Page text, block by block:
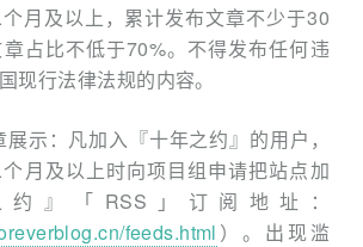
月及以上，累计发布文章不少于30
占比不低于70%。不得发布任何违
现行法律法规的内容。
展示：凡加入『十年之约』的用户，
月及以上时向项目组申请把站点加
』「RSS」订阅地址：
feeds.html ）。出现滥